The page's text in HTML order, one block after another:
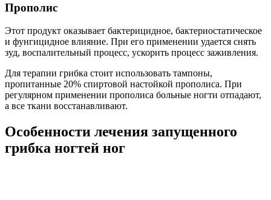
Прополис
Этот продукт оказывает бактерицидное, бактериостатическое
и фунгицидное влияние. При его применении удается снять
зуд, воспалительный процесс, ускорить процесс заживления.
Для терапии грибка стоит использовать тампоны,
пропитанные 20% спиртовой настойкой прополиса. При
регулярном применении прополиса больные ногти отпадают,
а все ткани восстанавливают.
Особенности лечения запущенного
грибка ногтей ног